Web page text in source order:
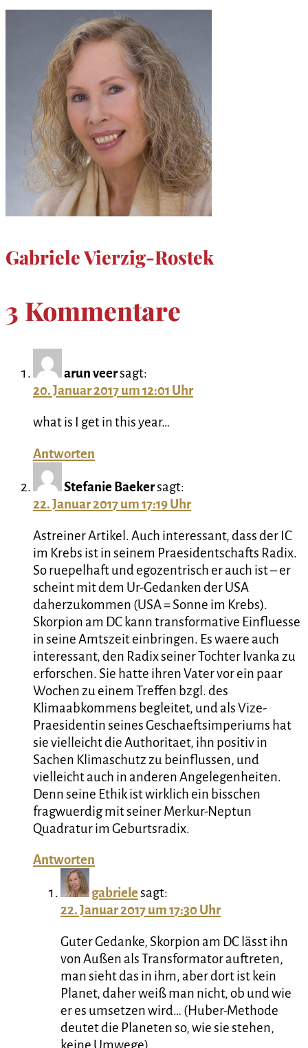
Gabriele Vierzig-Rostek
3 Kommentare
arun veersagt:
20. Januar 2017 um 12:01 Uhr
what is I get in this year…
Antworten
Stefanie Baekersagt:
22. Januar 2017 um 17:19 Uhr
Astreiner Artikel. Auch interessant, dass der IC
im Krebs ist in seinem Praesidentschafts Radix.
So ruepelhaft und egozentrisch er auch ist – er
scheint mit dem Ur-Gedanken der USA
daherzukommen (USA = Sonne im Krebs).
Skorpion am DC kann transformative Einfluesse
in seine Amtszeit einbringen. Es waere auch
interessant, den Radix seiner Tochter Ivanka zu
erforschen. Sie hatte ihren Vater vor ein paar
Wochen zu einem Treffen bzgl. des
Klimaabkommens begleitet, und als Vize-
Praesidentin seines Geschaeftsimperiums hat
sie vielleicht die Authoritaet, ihn positiv in
Sachen Klimaschutz zu beinflussen, und
vielleicht auch in anderen Angelegenheiten.
Denn seine Ethik ist wirklich ein bisschen
fragwuerdig mit seiner Merkur-Neptun
Quadratur im Geburtsradix.
Antworten
gabrielesagt:
22. Januar 2017 um 17:30 Uhr
Guter Gedanke, Skorpion am DC lässt ihn
von Außen als Transformator auftreten,
man sieht das in ihm, aber dort ist kein
Planet, daher weiß man nicht, ob und wie
er es umsetzen wird… (Huber-Methode
deutet die Planeten so, wie sie stehen,
keine Umwege).